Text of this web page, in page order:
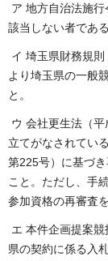
ア 地方自治法施
該当しない者である
イ 埼玉県財務規
より埼玉県の一般
と。
ウ 会社更生法（
立てがなされてい
第225号）に基づ
こと。ただし、手
参加資格の再審査
エ 本件企画提案
県の契約に係る入